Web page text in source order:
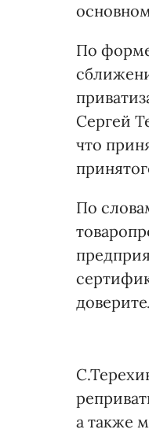
По
Сергей
что
По
а также